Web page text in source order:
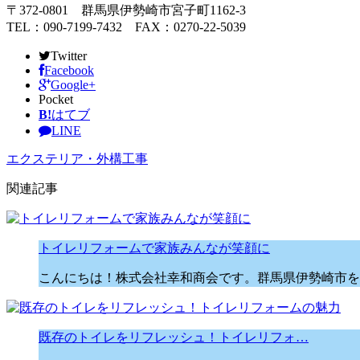
〒372-0801 群馬県伊勢崎市宮子町1162-3
TEL：090-7199-7432 FAX：0270-22-5039
Twitter
Facebook
Google+
Pocket
B!はてブ
LINE
エクステリア・外構工事
関連記事
トイレリフォームで家族みんなが笑顔に
こんにちは！株式会社幸和商会です。群馬県伊勢崎
既存のトイレをリフレッシュ！トイレリフォ…